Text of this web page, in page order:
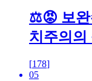
⚖️😡 보완
치주의의
[178]
05